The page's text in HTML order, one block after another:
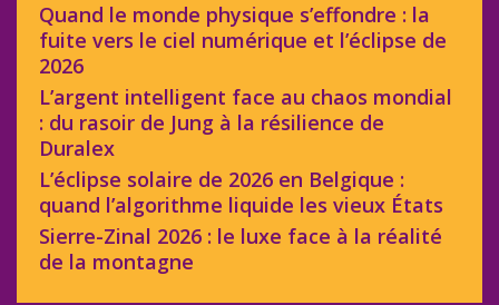
Quand le monde physique s’effondre : la
fuite vers le ciel numérique et l’éclipse de
2026
L’argent intelligent face au chaos mondial
: du rasoir de Jung à la résilience de
Duralex
L’éclipse solaire de 2026 en Belgique :
quand l’algorithme liquide les vieux États
Sierre-Zinal 2026 : le luxe face à la réalité
de la montagne